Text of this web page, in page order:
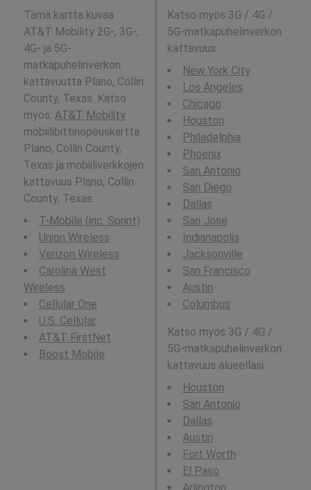
Tämä kartta kuvaa
AT&T Mobility 2G-, 3G-,
4G- ja 5G-
matkapuhelinverkon
kattavuutta Plano, Collin
County, Texas. Katso
myös: AT&T Mobility
mobiilibittinopeuskartta
Plano, Collin County,
Texas ja mobiiliverkkojen
kattavuus Plano, Collin
County, Texas.
T-Mobile (inc. Sprint)
Union Wireless
Verizon Wireless
Carolina West
Wireless
Cellular One
U.S. Cellular
AT&T FirstNet
Boost Mobile
Katso myös 3G / 4G /
5G-matkapuhelinverkon
kattavuus :
New York City
Los Angeles
Chicago
Houston
Philadelphia
Phoenix
San Antonio
San Diego
Dallas
San Jose
Indianapolis
Jacksonville
San Francisco
Austin
Columbus
Katso myös 3G / 4G /
5G-matkapuhelinverkon
kattavuus alueellasi:
Houston
San Antonio
Dallas
Austin
Fort Worth
El Paso